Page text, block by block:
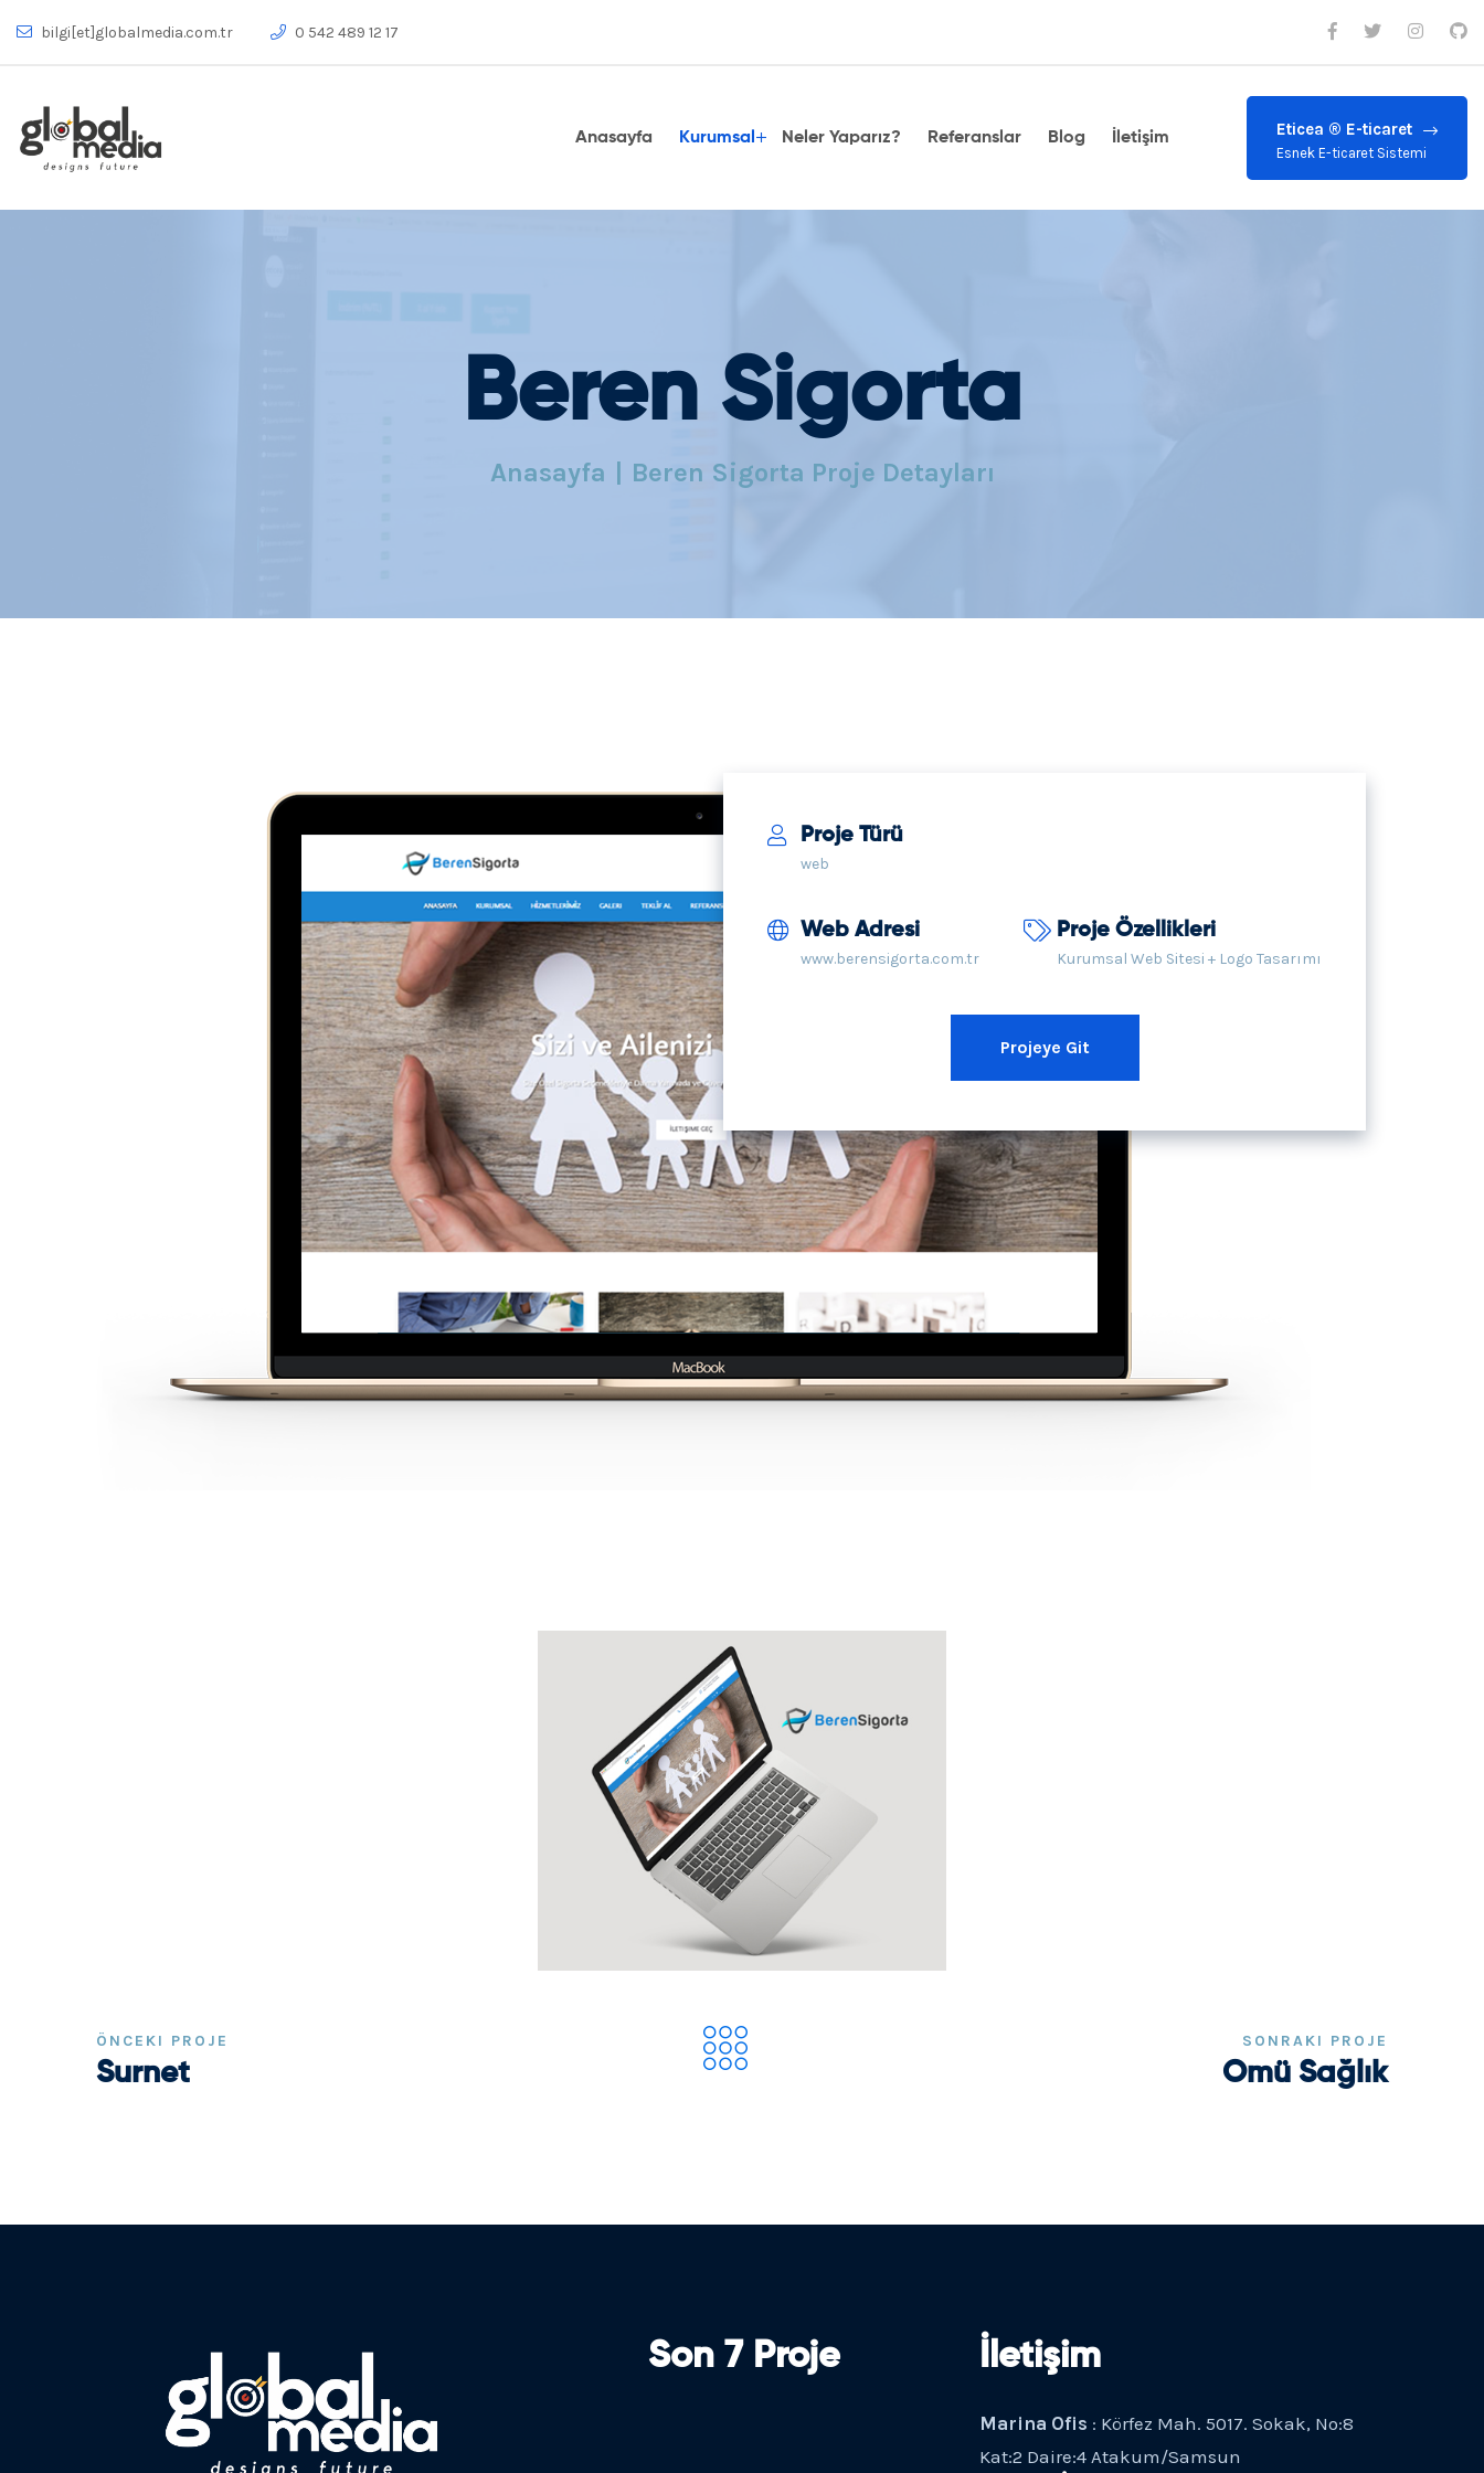
bilgi[et]globalmedia.com.tr 0 542 489 12 17
Anasayfa Kurumsal Neler Yaparız? Referanslar Blog İletişim Eticea ® E-ticaret
Esnek E-ticaret Sistemi
Beren Sigorta
Anasayfa Beren Sigorta Proje Detayları
Proje Türü
web
Web Adresi
www.berensigorta.com.tr
Proje Özellikleri
Kurumsal Web Sitesi + Logo Tasarımı
Projeye Git
ÖNCEKI PROJE
Surnet
SONRAKI PROJE
Omü Sağlık
Son 7 Proje İletişim
Marina Ofis : Körfez Mah. 5017. Sokak, No:8
Kat:2 Daire:4 Atakum/Samsun